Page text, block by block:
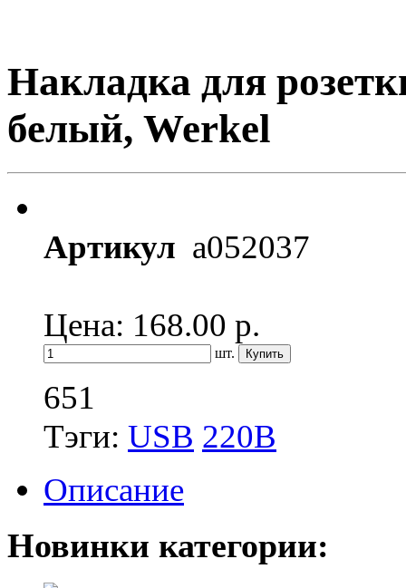
Накладка для
белый, Werkel
Артикул a052037
Цена: 168.00 р.
шт.
651
Тэги: USB 220В
Описание
Новинки категории: